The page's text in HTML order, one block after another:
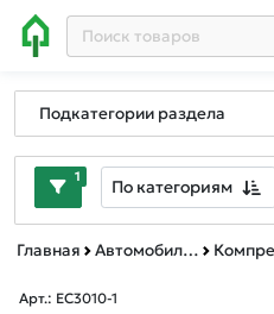
Подкатегории раздела
1 По категориям
Главная Автомобильные товары, инструменты Компрессоры
Арт.: EC3010-1